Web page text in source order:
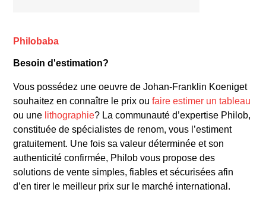
Paris
National Museum of Modern Art de
Tokyo
Seattle Art Museum
Philobaba
Besoin d'estimation?
Vous possédez une oeuvre de Johan-Franklin Koeniget
souhaitez en connaître le prix oufaire estimer un tableau
ou une lithographie? La communauté d’expertise Philob,
constituée de spécialistes de renom, vous l’estiment
gratuitement. Une fois sa valeur déterminée et son
authenticité confirmée, Philob vous propose des
solutions de vente simples, fiables et sécurisées afin
d’en tirer le meilleur prix sur le marché international.